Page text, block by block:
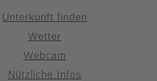
Unterkunft finden
Wetter
Webcam
Nützliche Infos